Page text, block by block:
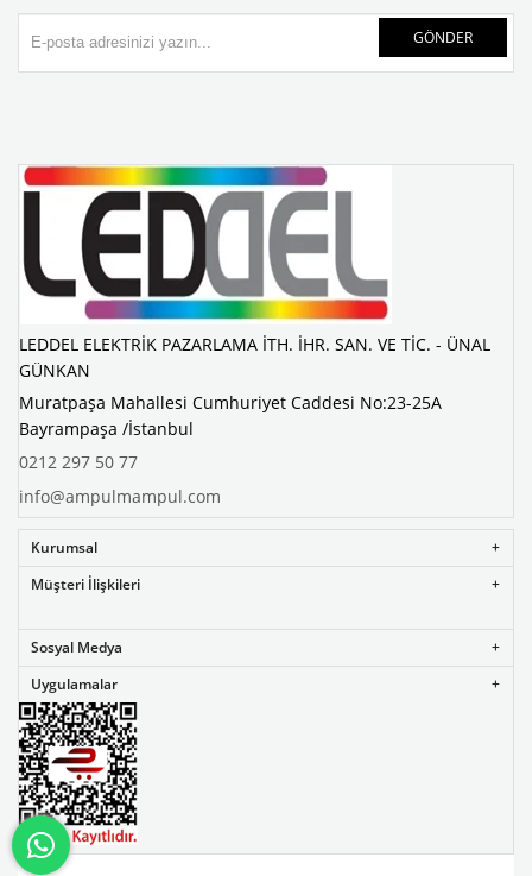
GÖNDER
LEDDEL ELEKTRİK PAZARLAMA İTH. İHR. SAN. VE TİC. - ÜNAL
GÜNKAN
Muratpaşa Mahallesi Cumhuriyet Caddesi No:23-25A
Bayrampaşa /İstanbul
0212 297 50 77
info@ampulmampul.com
Kurumsal
Müşteri İlişkileri
Sosyal Medya
Uygulamalar